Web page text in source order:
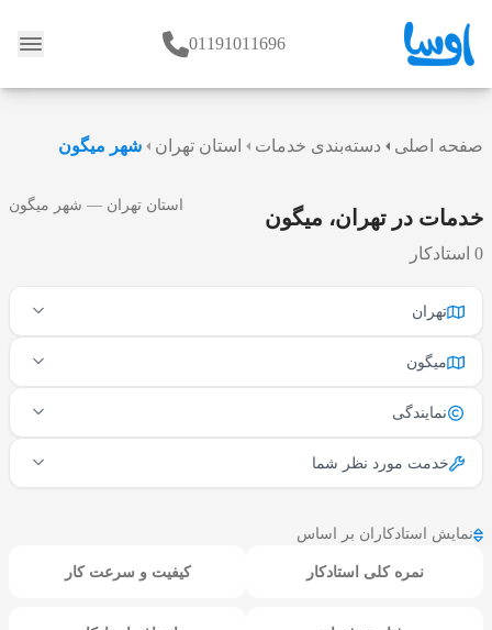
وبلاگ 01191011696
صفحه اصلی دسته‌بندی خدمات استان تهران شهر میگون
خدمات در تهران، میگون
0 استادکار
استان تهران — شهر میگون
تهران
میگون
نمایندگی
خدمت مورد نظر شما
نمایش استادکاران بر اساس
نمره کلی استادکار کیفیت و سرعت کار